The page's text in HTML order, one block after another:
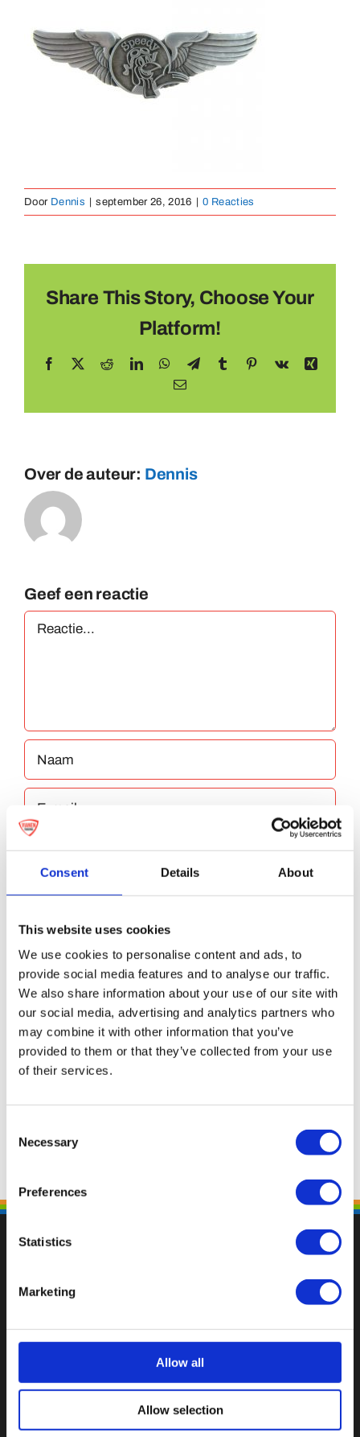
Consent Details About
This website uses cookies
We use cookies to personalise content and ads, to
provide social media features and to analyse our traffic.
We also share information about your use of our site with
our social media, advertising and analytics partners who
may combine it with other information that you’ve
provided to them or that they’ve collected from your use
of their services.
Selection
Necessary
Preferences
Statistics
Marketing
Allow all
Allow selection
Medailles
Door Dennis september 26, 2016 0 Reacties
Share This Story, Choose Your
Platform!
Facebook RedditLinkedInWhatsApp
TelegramTumblr Pinterest
Vk
Xing
E-
Over de auteur: Dennis
Geef een reactie
Reactie
in deze browser voor de volgende keer dat ik
reageer.
Val op met een unieke